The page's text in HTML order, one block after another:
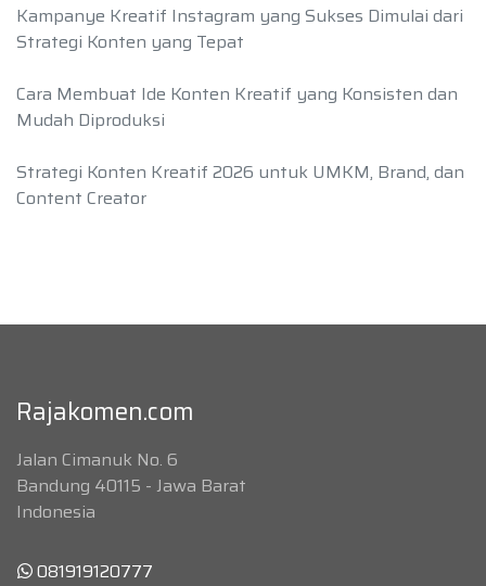
Kampanye Kreatif Instagram yang Sukses Dimulai dari
Strategi Konten yang Tepat
Cara Membuat Ide Konten Kreatif yang Konsisten dan
Mudah Diproduksi
Strategi Konten Kreatif 2026 untuk UMKM, Brand, dan
Content Creator
Rajakomen.com
Jalan Cimanuk No. 6
Bandung 40115 - Jawa Barat
Indonesia
081919120777